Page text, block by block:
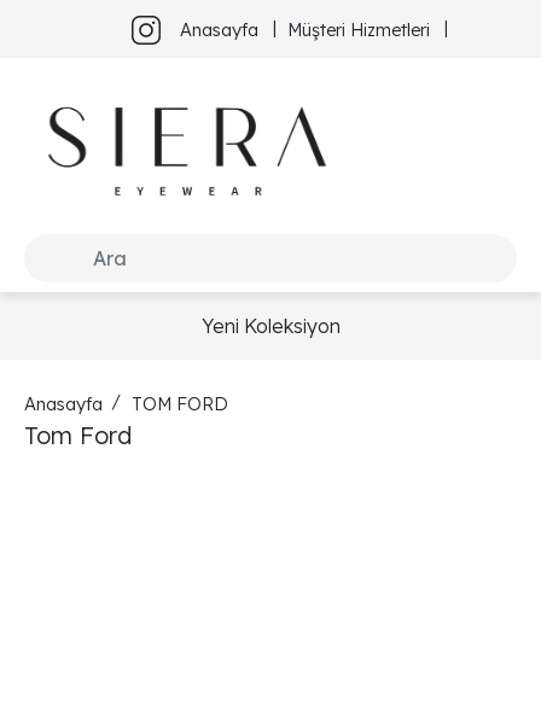
Anasayfa Müşteri Hizmetleri
Yeni Koleksiyon
Anasayfa TOM FORD
Tom Ford